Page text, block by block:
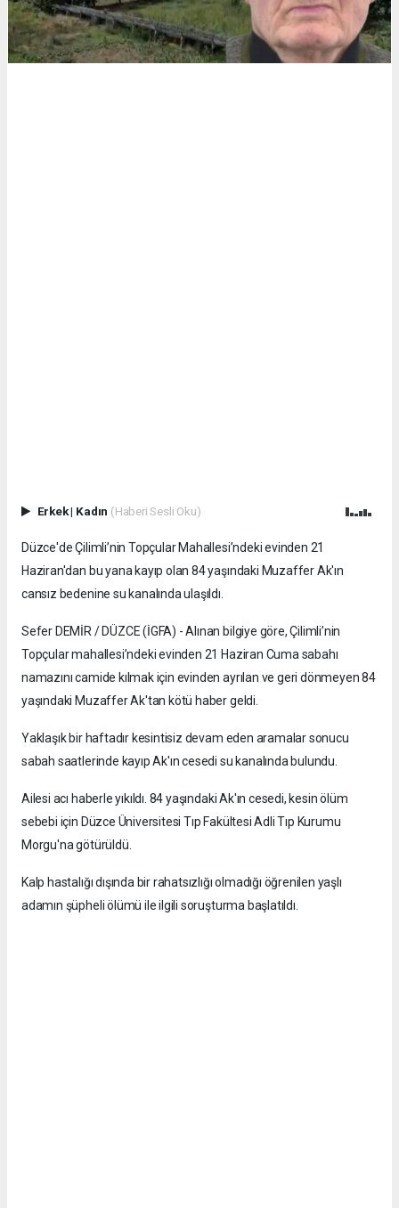
Erkek| Kadın (Haberi Sesli Oku)
Düzce'de Çilimli’nin Topçular Mahallesi’ndeki evinden 21
Haziran'dan bu yana kayıp olan 84 yaşındaki Muzaffer Ak'ın
cansız bedenine su kanalında ulaşıldı.
Sefer DEMİR / DÜZCE (İGFA) - Alınan bilgiye göre, Çilimli’nin
Topçular mahallesi’ndeki evinden 21 Haziran Cuma sabahı
namazını camide kılmak için evinden ayrılan ve geri dönmeyen 84
yaşındaki Muzaffer Ak'tan kötü haber geldi.
Yaklaşık bir haftadır kesintisiz devam eden aramalar sonucu
sabah saatlerinde kayıp Ak'ın cesedi su kanalında bulundu.
Ailesi acı haberle yıkıldı. 84 yaşındaki Ak'ın cesedi, kesin ölüm
sebebi için Düzce Üniversitesi Tıp Fakültesi Adli Tıp Kurumu
Morgu'na götürüldü.
Kalp hastalığı dışında bir rahatsızlığı olmadığı öğrenilen yaşlı
adamın şüpheli ölümü ile ilgili soruşturma başlatıldı.